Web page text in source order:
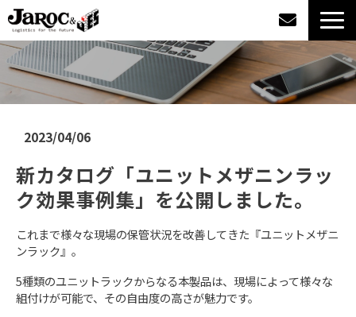
製品情報
導入事例
カタログダウンロード
ジャロックコラム
採用情報
2023/04/06
新カタログ「ユニットメザニンラッ
ク効果事例集」を公開しました。
これまで様々な現場の保管状況を改善してきた『ユニットメザニ
ンラック』。
5種類のユニットラックからなる本製品は、現場によって様々な
組付けが可能で、その自由度の高さが魅力です。